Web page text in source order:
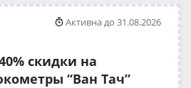
скидки на
“Ван Тач”
Активна до 31.08.2026